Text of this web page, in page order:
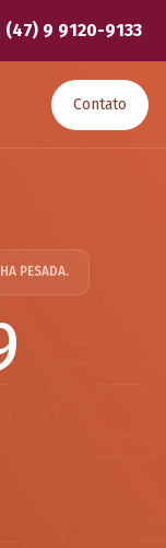
(47) 9 9120-9133
Contato
PESADA.